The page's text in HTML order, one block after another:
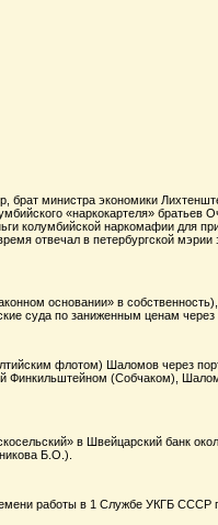
брат министра экономики
«наркокартеля» братьев
колумбийской наркомафии для
отвечал в петербургской
основании» в собственность),
суда по заниженным ценам
флотом) Шаломов через
Финкильштейном (Собчаком),
в Швейцарский банк
Б.О.).
работы в 1 Службе УКГБ СССР